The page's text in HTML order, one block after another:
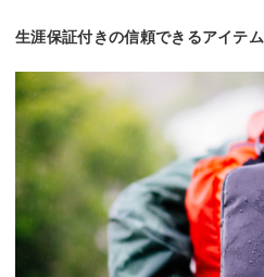
生涯保証付きの信頼できるアイテム